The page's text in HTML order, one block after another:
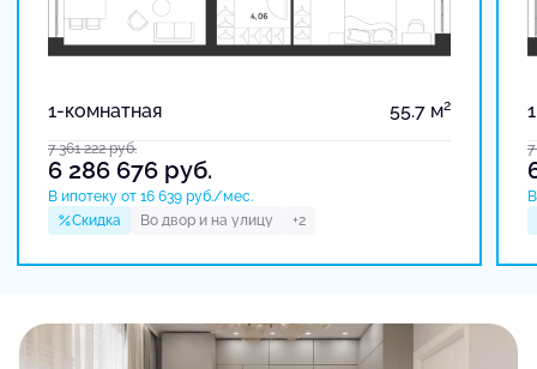
1-комнатная 55.7 м2
7 361 222руб.
6 286 676 руб.
В ипотеку от 16 639 руб./мес.
Скидка
Во двор и на улицу +2